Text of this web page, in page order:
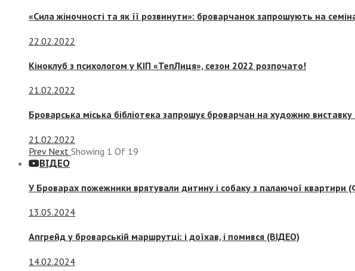
«Сила жіночності та як її розвинути»: броварчанок запрошують на
22.02.2022
Кіноклуб з психологом у КІП «ТепЛиця», сезон 2022 розпочато!
21.02.2022
Броварська міська бібліотека запрошує броварчан на художню
21.02.2022
Prev Next Showing 1 Of 19
ВІДЕО
У Броварах пожежники врятували дитину і собаку з палаючої квартири
13.05.2024
Апгрейд у броварській маршрутці: і доїхав, і помився (ВІДЕО)
14.02.2024